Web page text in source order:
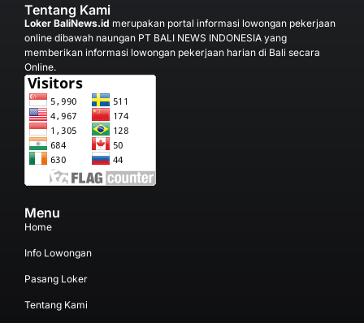
Tentang Kami
Loker BaliNews.id merupakan portal informasi lowongan pekerjaan
online dibawah naungan PT BALI NEWS INDONESIA yang
memberikan informasi lowongan pekerjaan harian di Bali secara
Online.
Menu
Home
Info Lowongan
Pasang Loker
Tentang Kami